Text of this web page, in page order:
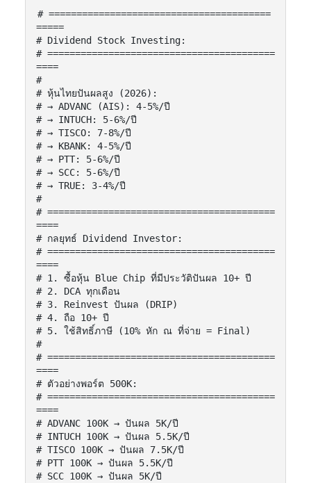
# ========================================
=====
# Dividend Stock Investing:
# =========================================
====
#
# หุ้นไทยปันผลสูง (2026):
# → ADVANC (AIS): 4-5%/ปี
# → INTUCH: 5-6%/ปี
# → TISCO: 7-8%/ปี
# → KBANK: 4-5%/ปี
# → PTT: 5-6%/ปี
# → SCC: 5-6%/ปี
# → TRUE: 3-4%/ปี
#
# =========================================
====
# กลยุทธ์ Dividend Investor:
# =========================================
====
# 1. ซื้อหุ้น Blue Chip ที่มีประวัติปันผล 10+ ปี
# 2. DCA ทุกเดือน
# 3. Reinvest ปันผล (DRIP)
# 4. ถือ 10+ ปี
# 5. ใช้สิทธิ์ภาษี (10% หัก ณ ที่จ่าย = Final)
#
# =========================================
====
# ตัวอย่างพอร์ต 500K:
# =========================================
====
# ADVANC 100K → ปันผล 5K/ปี
# INTUCH 100K → ปันผล 5.5K/ปี
# TISCO 100K → ปันผล 7.5K/ปี
# PTT 100K → ปันผล 5.5K/ปี
# SCC 100K → ปันผล 5K/ปี